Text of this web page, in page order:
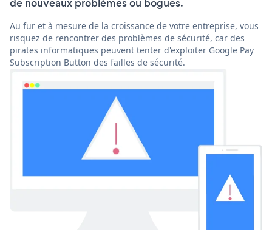
de nouveaux problèmes ou bogues.
Au fur et à mesure de la croissance de votre entreprise, vous
risquez de rencontrer des problèmes de sécurité, car des
pirates informatiques peuvent tenter d'exploiter Google Pay
Subscription Button des failles de sécurité.